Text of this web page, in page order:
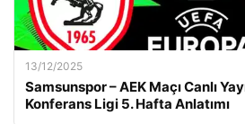
13/12/2025
Samsunspor – AEK Maçı Canlı
Konferans Ligi 5. Hafta Anlatımı